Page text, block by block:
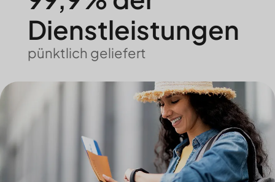
Dienstleistungen
pünktlich geliefert